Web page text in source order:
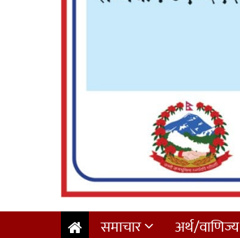
समाचार अर्थ/वाणिज्य